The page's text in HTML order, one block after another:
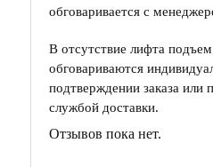
обговаривается с
В отсутствие лифта
обговариваются
подтверждении заказа или
службой доставки.
Отзывов пока нет.